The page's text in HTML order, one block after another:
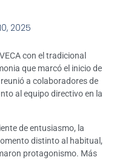
2025
con el tradicional
que marcó el inicio de
a colaboradores de
al equipo directivo en la
de entusiasmo, la
distinto al habitual,
protagonismo. Más